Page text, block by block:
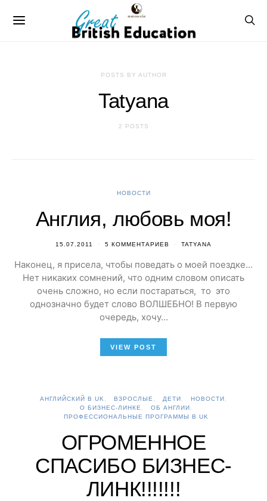
POSTS BY AUTHOR
Tatyana
2 POSTS
НОВОСТИ
Англия, любовь моя!
15.07.2011 5 КОММЕНТАРИЕВ TATYANA
Наконец, я присела, чтобы поведать о моей поездке…
Нет никаких сомнений, что одним словом описать
очень сложно, но если постараться, то это
однозначно будет слово ВОЛШЕБНО! В первую
очередь, хочу…
VIEW POST
АНГЛИЙСКИЙ В UK ВЗРОСЛЫЕ ДЕТИ
НОВОСТИ
О БИЗНЕС-ЛИНКЕ
ОБ АНГЛИИ
ПРОФЕССИОНАЛЬНЫЕ ПРОГРАММЫ В UK
ОГРОМЕННОЕ
СПАСИБО БИЗНЕС-
ЛИНК!!!!!!!